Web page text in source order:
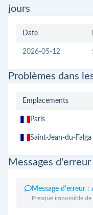
jours
Date
2026-05-12
Problèmes dans
Emplacements
Paris
Saint-Jean-du-Falga
Messages
Message d'erreur :
Presque impossible